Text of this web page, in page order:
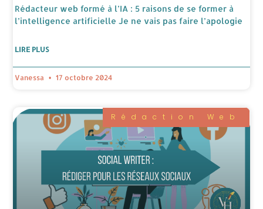
Rédacteur web formé à l’IA : 5 raisons de se former à
l’intelligence artificielle Je ne vais pas faire l’apologie
LIRE PLUS
Vanessa 17 octobre 2024
Rédaction Web